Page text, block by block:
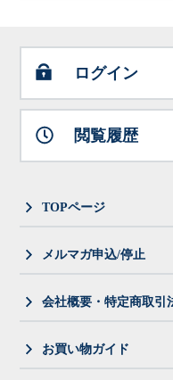
ログイン
閲覧履歴
TOPページ
メルマガ申込/停止
会社概要・特定商取引
お買い物ガイド